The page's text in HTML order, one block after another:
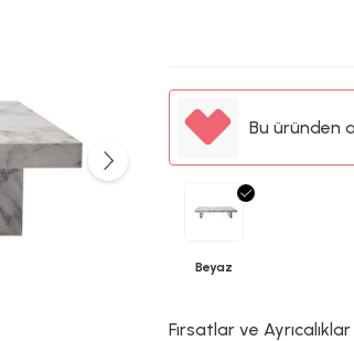
Bu üründen
Beyaz
Fırsatlar ve Ayrıcalıklar